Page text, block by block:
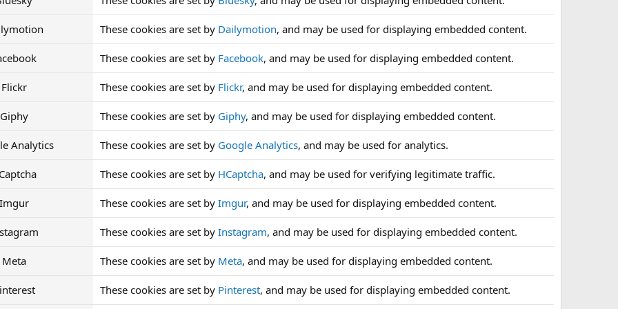
These cookies are set by Dailymotion, and may be used for displaying embedded content.
These cookies are set by Facebook, and may be used for displaying embedded content.
Flickr These cookies are set by Flickr, and may be used for displaying embedded content.
Giphy These cookies are set by Giphy, and may be used for displaying embedded content.
Analytics These cookies are set by Google Analytics, and may be used for analytics.
These cookies are set by HCaptcha, and may be used for verifying legitimate traffic.
Imgur These cookies are set by Imgur, and may be used for displaying embedded content.
These cookies are set by Instagram, and may be used for displaying embedded content.
Meta These cookies are set by Meta, and may be used for displaying embedded content.
These cookies are set by Pinterest, and may be used for displaying embedded content.